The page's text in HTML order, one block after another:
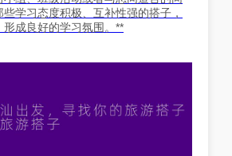
学习态度积极、互补性强的搭子，
成良好的学习氛围。**